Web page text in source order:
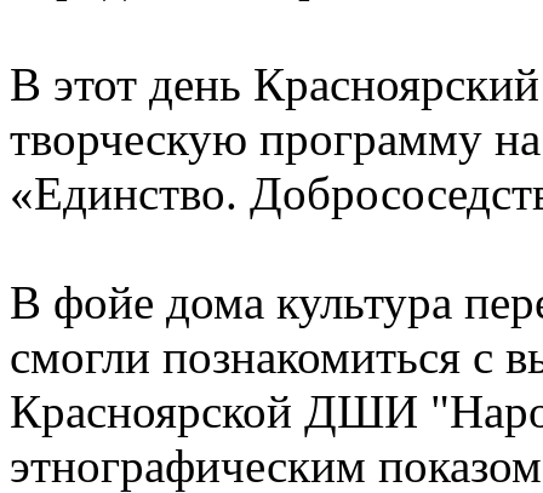
В этот день
творческую программу
«Единство.
В фойе дома культура
смогли познакомиться с
Красноярской ДШИ
этнографическим